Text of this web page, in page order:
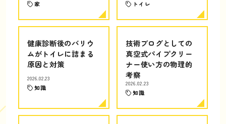
家 トイレ
健康診断後のバリウ
ムがトイレに詰まる
原因と対策
2026.02.23
知識
技術ブログとしての
真空式パイプクリー
ナー使い方の物理的
考察
2026.02.23
知識